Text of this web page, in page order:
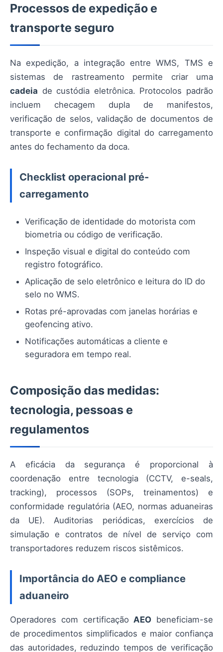
Processos de expedição e
transporte seguro
Na expedição, a integração entre WMS, TMS e
sistemas de rastreamento permite criar uma
cadeia de custódia eletrônica. Protocolos padrão
incluem checagem dupla de manifestos,
verificação de selos, validação de documentos de
transporte e confirmação digital do carregamento
antes do fechamento da doca.
Checklist operacional pré-
carregamento
Verificação de identidade do motorista com
biometria ou código de verificação.
Inspeção visual e digital do conteúdo com
registro fotográfico.
Aplicação de selo eletrônico e leitura do ID do
selo no WMS.
Rotas pré-aprovadas com janelas horárias e
geofencing ativo.
Notificações automáticas a cliente e
seguradora em tempo real.
Composição das medidas:
tecnologia, pessoas e
regulamentos
A eficácia da segurança é proporcional à
coordenação entre tecnologia (CCTV, e-seals,
tracking), processos (SOPs, treinamentos) e
conformidade regulatória (AEO, normas aduaneiras
da UE). Auditorias periódicas, exercícios de
simulação e contratos de nível de serviço com
transportadores reduzem riscos sistêmicos.
Importância do AEO e compliance
aduaneiro
Operadores com certificaçãoAEO beneficiam-se
de procedimentos simplificados e maior confiança
das autoridades, reduzindo tempos de verificação